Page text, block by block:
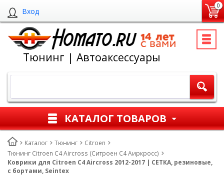
Вход
0
Тюнинг | Автоаксессуары
КАТАЛОГ ТОВАРОВ
Каталог Тюнинг
Citroen
Тюнинг Citroen C4 Aircross (Ситроен С4 Аиркросс)
Коврики для Citroen C4 Aircross 2012-2017 | СЕТКА, резиновые,
с бортами, Seintex